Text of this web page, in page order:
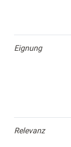
Eignung
Relevanz